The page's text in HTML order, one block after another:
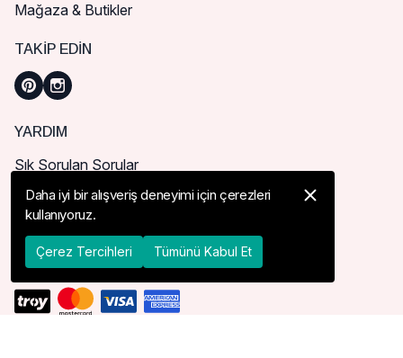
Mağaza & Butikler
TAKIP EDIN
YARDIM
Sık Sorulan Sorular
Nasıl Sipariş Verebilirim?
Kargo ve Teslimat
İade, İptal ve Değişim
Daha iyi bir alışveriş deneyimi için çerezleri
kullanıyoruz.
Çerez Tercihleri Tümünü Kabul Et